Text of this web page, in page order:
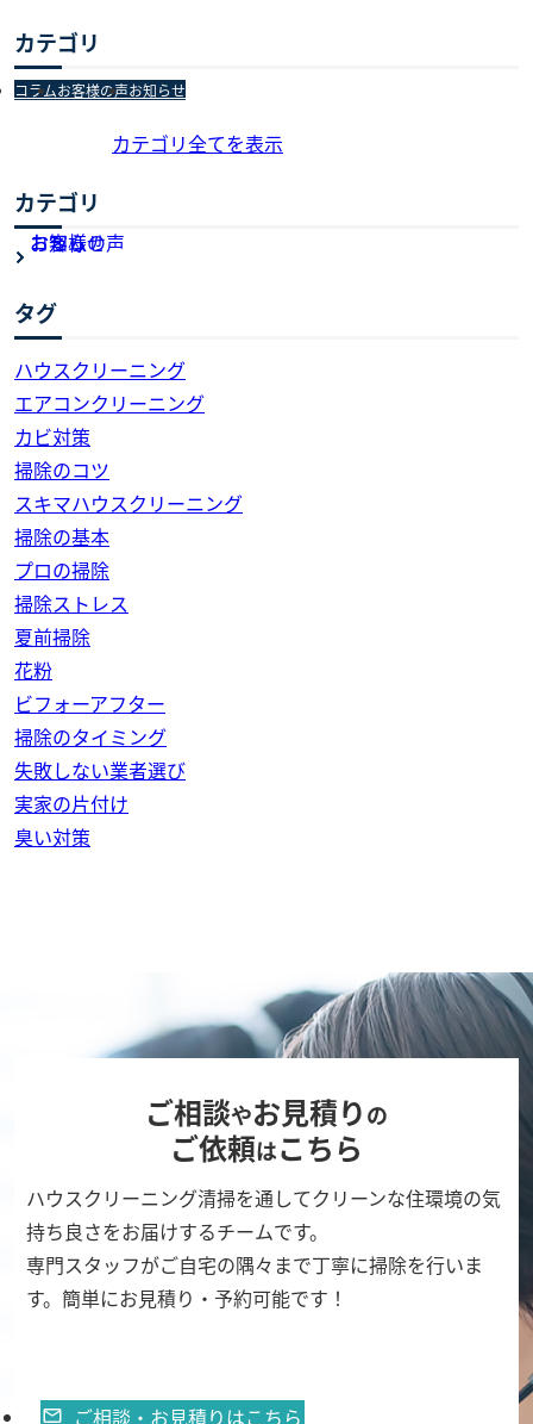
カテゴリ
コラムお客様の声お知らせ
カテゴリ全てを表示
カテゴリ
お知らせ
お客様の声
コラム
タグ
ハウスクリーニング
エアコンクリーニング
カビ対策
掃除のコツ
スキマハウスクリーニング
掃除の基本
プロの掃除
掃除ストレス
夏前掃除
花粉
ビフォーアフター
掃除のタイミング
失敗しない業者選び
実家の片付け
臭い対策
ご相談やお見積りの
ご依頼はこちら
ハウスクリーニング清掃を通してクリーンな住環境の気
持ち良さをお届けするチームです。
専門スタッフがご自宅の隅々まで丁寧に掃除を行いま
す。簡単にお見積り・予約可能です！
ご相談・お見積りはこちら